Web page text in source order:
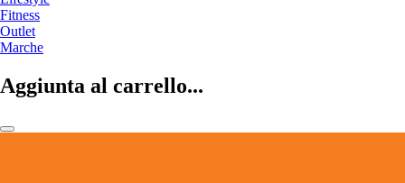
Fitness
Outlet
Marche
Aggiunta al carrello...